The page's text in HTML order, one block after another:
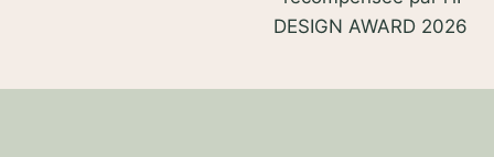
DESIGN AWARD 2026